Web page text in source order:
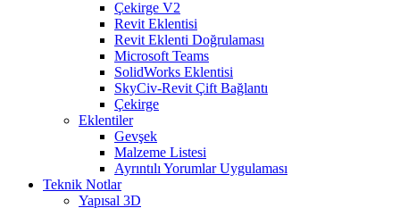
Çekirge V2
Revit Eklentisi
Revit Eklenti Doğrulaması
Microsoft Teams
SolidWorks Eklentisi
SkyCiv-Revit Çift Bağlantı
Çekirge
Eklentiler
Gevşek
Malzeme Listesi
Ayrıntılı Yorumlar Uygulaması
Teknik Notlar
Yapısal 3D